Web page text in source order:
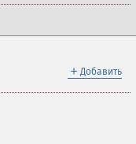
＋ Добавить